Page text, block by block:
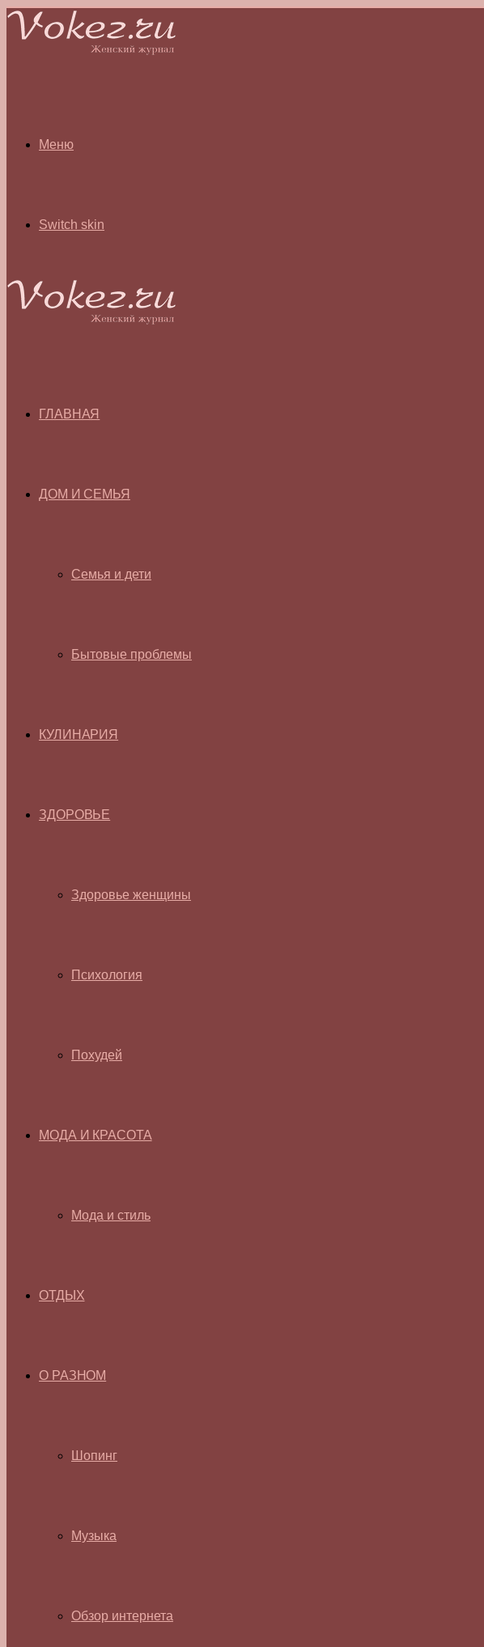
Меню
Switch skin
ГЛАВНАЯ
ДОМ И СЕМЬЯ
Семья и дети
Бытовые проблемы
КУЛИНАРИЯ
ЗДОРОВЬЕ
Здоровье женщины
Психология
Похудей
МОДА И КРАСОТА
Мода и стиль
ОТДЫХ
О РАЗНОМ
Шопинг
Музыка
Обзор интернета